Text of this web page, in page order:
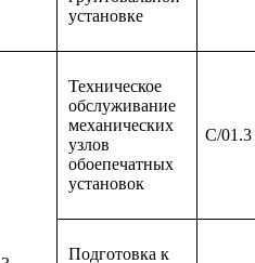
установке
Техническое
обслуживание
механических
узлов
обоепечатных
установок
C/01.3
Подготовка к